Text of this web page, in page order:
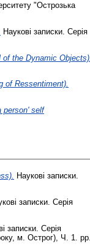
"Острозька
Наукові записки. Серія
of the Dynamic Objects).
Ressentiment).
self
Наукові записки.
записки. Серія
записки. Серія
м. Острог), Ч. 1. pp.